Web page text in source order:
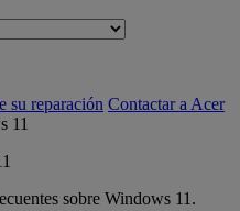
su reparación Contactar a Acer
sobre Windows 11.